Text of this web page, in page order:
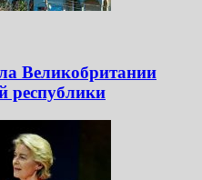
Великобритании
республики